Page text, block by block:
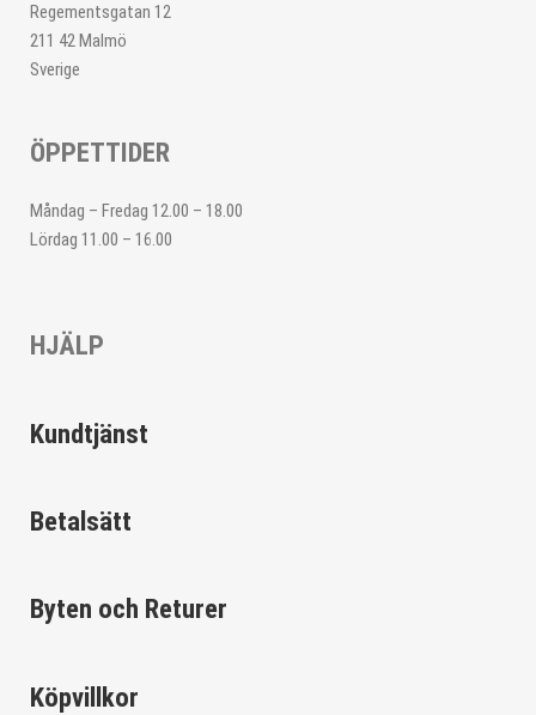
Regementsgatan 12
211 42 Malmö
Sverige
ÖPPETTIDER
Måndag – Fredag 12.00 – 18.00
Lördag 11.00 – 16.00
HJÄLP
Kundtjänst
Betalsätt
Byten och Returer
Köpvillkor